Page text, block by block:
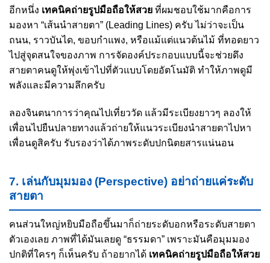
อีกหนึ่ง เทคนิคถ่ายรูปมือถือให้สวย ที่ผมชอบใช้มากคือการ
มองหา “เส้นนำสายตา” (Leading Lines) ครับ ไม่ว่าจะเป็น
ถนน, ราวบันได, ขอบกำแพง, หรือแม้แต่แนวต้นไม้ ที่ทอดยาว
ไปสู่จุดสนใจของภาพ การจัดองค์ประกอบแบบนี้จะช่วยดึง
สายตาคนดูให้พุ่งเข้าไปที่ตัวแบบโดยอัตโนมัติ ทำให้ภาพดูมี
พลังและมีความลึกครับ
ลองจินตนาการว่าคุณไปเที่ยววัด แล้วมีระเบียงยาวๆ ลองให้
เพื่อนไปยืนปลายทางแล้วถ่ายให้แนวระเบียงนำสายตาไปหา
เพื่อนดูสิครับ รับรองว่าได้ภาพระดับปกนิตยสารแน่นอน
7. เล่นกับมุมมอง (Perspective) อย่าถ่ายแค่ระดับ
สายตา
คนส่วนใหญ่หยิบมือถือขึ้นมาก็ถ่ายระดับอกหรือระดับสายตา
ตัวเองเลย ภาพที่ได้มันเลยดู “ธรรมดา” เพราะมันคือมุมมอง
ปกติที่ใครๆ ก็เห็นครับ ถ้าอยากได้ เทคนิคถ่ายรูปมือถือให้สวย